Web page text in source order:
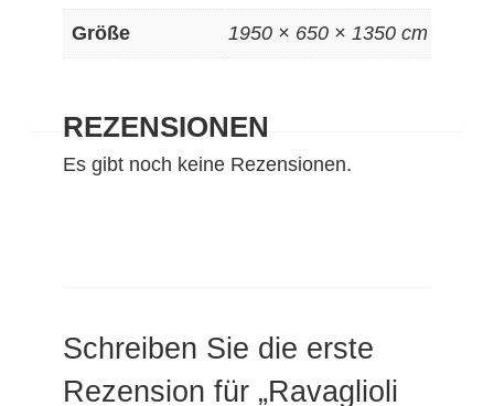
Größe 1950 × 650 × 1350 cm
REZENSIONEN
Es gibt noch keine Rezensionen.
Schreiben Sie die erste
Rezension für „Ravaglioli